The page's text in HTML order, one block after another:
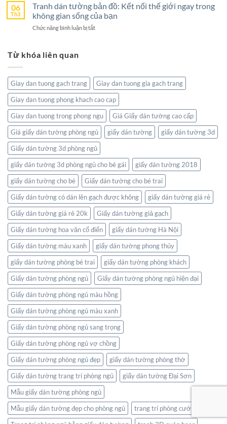
Không
Gian
Sống
Sức
Hút
Dán
Tường
Hóa:
Thiên
Nhiên
06
Th3
Tranh dán tường bản đồ: Kết nối thế giới ngay trong
không gian sống của bạn
Chức năng bình luận bị tắtở
Kết
nối
giới
ngay
trong
không
gian
sống
của
bạn
Từ khóa liên quan
Giay dan tuong gach trang
Giay dan tuong gia gach trang
Giay dan tuong phong khach cao cap
Giay dan tuong trong phong ngu
Giá Giấy dán tường cao cấp
Giá giấy dán tường phòng ngủ
giấy dán tường
giấy dán tường 3d
Giấy dán tường 3d phòng ngủ
giấy dán tường 3d phòng ngủ cho bé gái
giấy dán tường 2018
giấy dán tường cho bé
Giấy dán tường cho bé trai
Giấy dán tường có dán lên gạch được không
giấy dán tường giá rẻ
Giấy dán tường giá rẻ 20k
Giấy dán tường giả gạch
Giấy dán tường hoa văn cổ điển
giấy dán tường Hà Nội
Giấy dán tường màu xanh
giấy dán tường phong thủy
giấy dán tường phòng bé trai
giấy dán tường phòng khách
Giấy dán tường phòng ngủ
Giấy dán tường phòng ngủ hiện đại
Giấy dán tường phòng ngủ màu hồng
Giấy dán tường phòng ngủ màu xanh
Giấy dán tường phòng ngủ sang trọng
Giấy dán tường phòng ngủ vợ chồng
Giấy dán tường phòng ngủ đẹp
giấy dán tường phòng thờ
Giấy dán tường trang trí phòng ngủ
giấy dán tường Đại Sơn
Mẫu giấy dán tường phòng ngủ
Mẫu giấy dán tường đẹp cho phòng ngủ
trang trí phòng cưới